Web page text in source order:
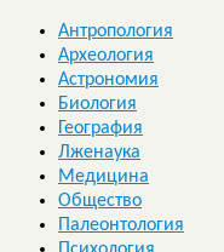
Антропология
Археология
Астрономия
Биология
География
Лженаука
Медицина
Общество
Палеонтология